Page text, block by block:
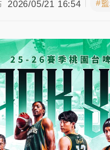
！黃金158kg遭查扣畫
事人數！辜仲諒向法
！今線上預約開賣一
村！東檢抗告成功 今
豚雨彈轟3天 「紅到
2026/05/21 16:54 #